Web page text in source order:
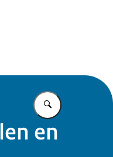
Vul in wat u
en